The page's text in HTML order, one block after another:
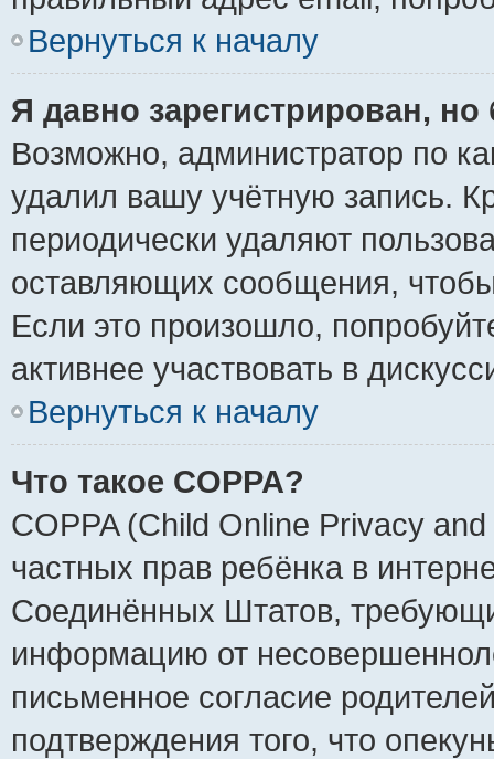
Вернуться к началу
Я давно зарегистрирован,
Возможно, администратор по
удалил вашу учётную запись.
периодически удаляют
оставляющих сообщения,
Если это произошло,
активнее участвовать в
Вернуться к началу
Что такое COPPA?
COPPA (Child Online Privacy
частных прав ребёнка в
Соединённых Штатов,
информацию от
письменное согласие
подтверждения того, что